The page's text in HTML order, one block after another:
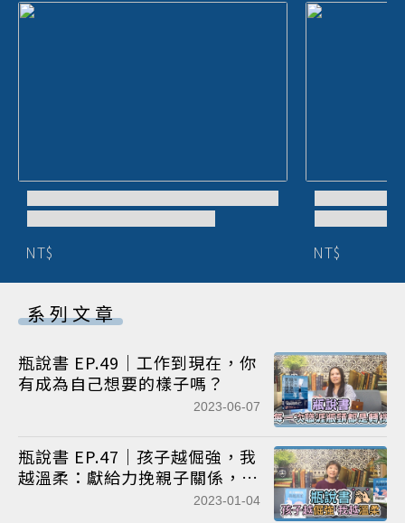
NT$ NT$
系列文章
瓶說書 EP.49｜工作到現在，你
有成為自己想要的樣子嗎？
2023-06-07
瓶說書 EP.47｜孩子越倔強，我
越溫柔：獻給力挽親子關係，卻
2023-01-04